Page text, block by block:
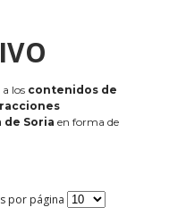
a los contenidos de
Soria en forma de
por página